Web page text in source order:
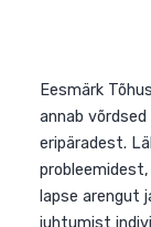
Eesmärk
annab
eripäradest.